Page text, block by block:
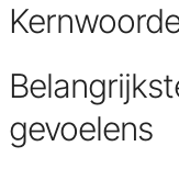
gevoelens